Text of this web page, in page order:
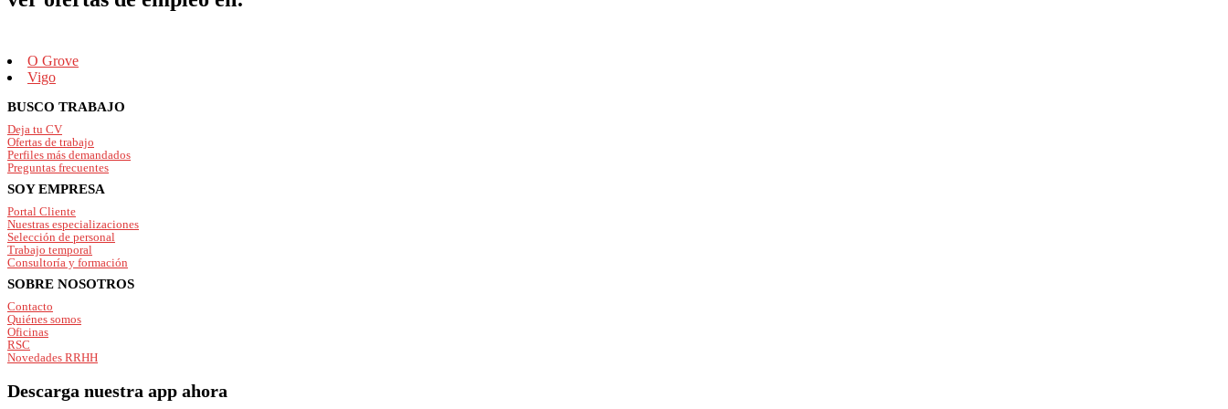
O Grove
Vigo
Footer
BUSCO TRABAJO
Deja tu CV
Ofertas de trabajo
Perfiles más demandados
Preguntas frecuentes
SOY EMPRESA
Portal Cliente
Nuestras especializaciones
Selección de personal
Trabajo temporal
Consultoría y formación
SOBRE NOSOTROS
Contacto
Quiénes somos
Oficinas
RSC
Novedades RRHH
Descarga nuestra app ahora